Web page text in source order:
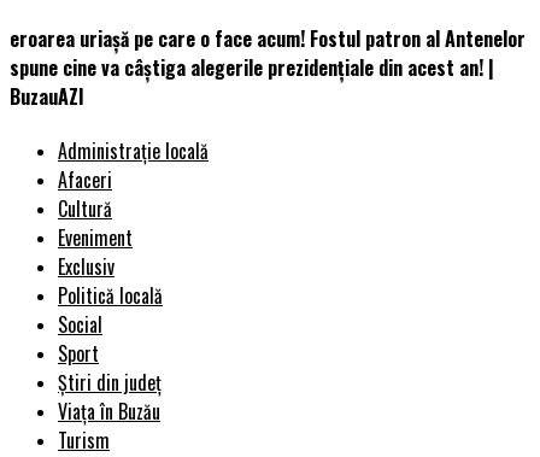
eroarea uriașă pe care o face acum! Fostul patron al Antenelor
spune cine va câștiga alegerile prezidențiale din acest an! |
BuzauAZI
Administrație locală
Afaceri
Cultură
Eveniment
Exclusiv
Politică locală
Social
Sport
Știri din județ
Viața în Buzău
Turism